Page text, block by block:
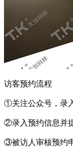
访客预约流程
①关注公众号，录
②录入预约信息并
③被访人审核预约